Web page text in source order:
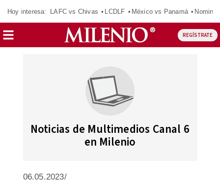
Hoy interesa: LAFC vs Chivas LCDLF México vs Panamá
REGÍSTRATE
Noticias de Multimedios Canal 6
en Milenio
06.05.2023/